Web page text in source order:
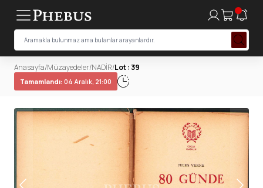
Anasayfa/Müzayedeler/NADİR/Lot : 39
Tamamlandı: 04 Aralık, 21:00